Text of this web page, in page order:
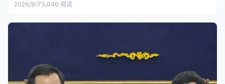
2026/8/75,040 阅读